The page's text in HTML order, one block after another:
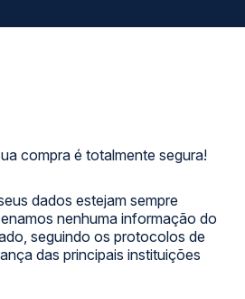
compra é totalmente segura!
dados estejam sempre
nenhuma informação do
seguindo os protocolos de
das principais instituições